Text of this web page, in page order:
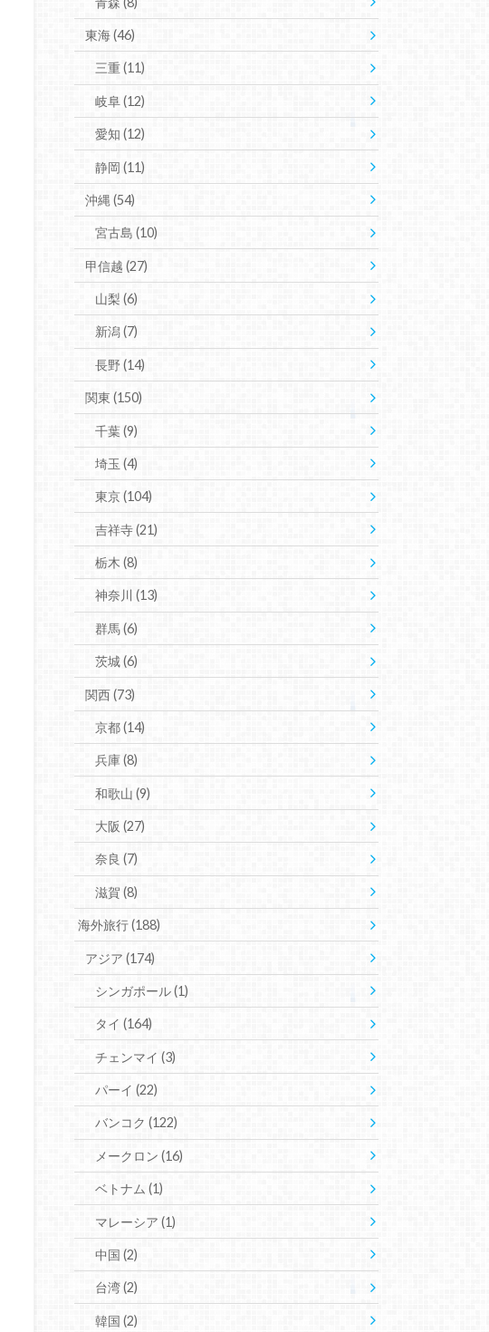
東海(46)
三重(11)
岐阜(12)
愛知(12)
静岡(11)
沖縄 (54)
宮古島(10)
甲信越 (27)
山梨(6)
新潟(7)
長野(14)
関東 (150)
千葉(9)
埼玉(4)
東京(104)
吉祥寺(21)
栃木(8)
神奈川(13)
群馬(6)
茨城(6)
関西(73)
京都(14)
兵庫(8)
和歌山(9)
大阪(27)
奈良(7)
滋賀(8)
海外旅行(188)
アジア (174)
シンガポール(1)
タイ(164)
チェンマイ(3)
パーイ(22)
バンコク(122)
メークロン(16)
ベトナム(1)
マレーシア(1)
中国(2)
台湾(2)
韓国(2)